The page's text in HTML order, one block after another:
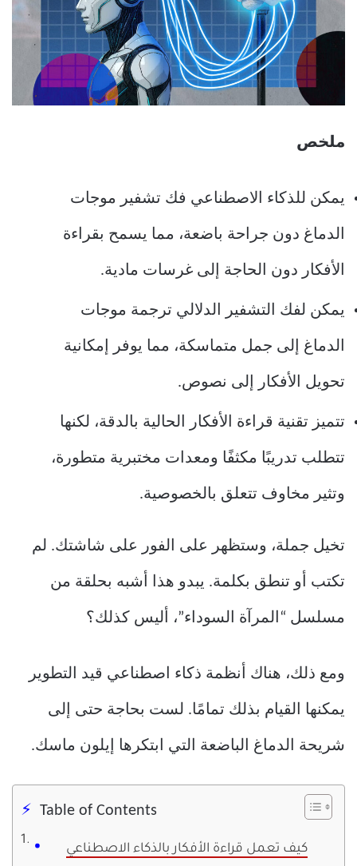
ملخص
يمكن للذكاء الاصطناعي فك تشفير موجات
الدماغ دون جراحة باضعة، مما يسمح بقراءة
الأفكار دون الحاجة إلى غرسات مادية.
يمكن لفك التشفير الدلالي ترجمة موجات
الدماغ إلى جمل متماسكة، مما يوفر إمكانية
تحويل الأفكار إلى نصوص.
تتميز تقنية قراءة الأفكار الحالية بالدقة، لكنها
تتطلب تدريبًا مكثفًا ومعدات مختبرية متطورة،
وتثير مخاوف تتعلق بالخصوصية.
تخيل جملة، وستظهر على الفور على شاشتك. لم
تكتب أو تنطق بكلمة. يبدو هذا أشبه بحلقة من
مسلسل “المرآة السوداء”، أليس كذلك؟
ومع ذلك، هناك أنظمة ذكاء اصطناعي قيد التطوير
يمكنها القيام بذلك تمامًا. لست بحاجة حتى إلى
شريحة الدماغ الباضعة التي ابتكرها إيلون ماسك.
Table of Contents
كيف تعمل قراءة الأفكار بالذكاء الاصطناعي